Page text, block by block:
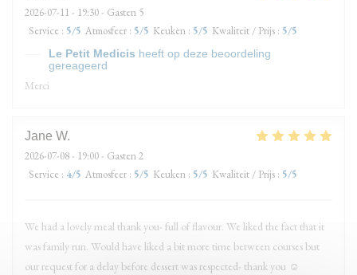
2026-07-11 - 19:30 - Gasten 5
Service : 5/5 Atmosfeer : 5/5 Keuken : 5/5 Kwaliteit / Prijs : 5/5
Le Petit Medicis heeft op deze beoordeling
gereageerd
Merci
Jane W
2026-07-08 - 19:00 - Gasten 2
Service : 4/5 Atmosfeer : 5/5 Keuken : 5/5 Kwaliteit / Prijs : 5/5
We had a lovely meal thank you- full of flavour. We liked the fact that it
was family run. Would have liked a bit more time between courses but
our request for a delay before dessert was respected- thank you ☺️